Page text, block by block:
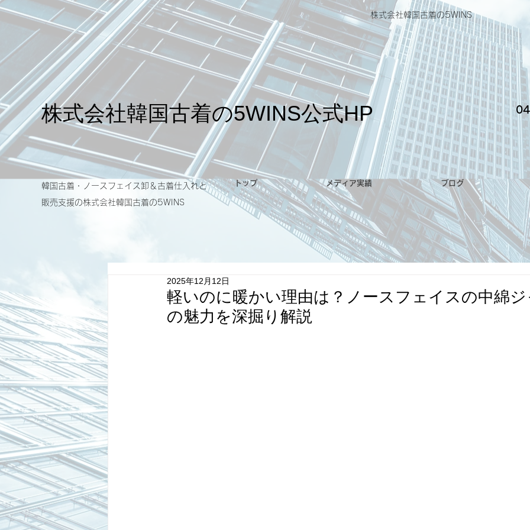
株式会社韓国古着の5WINS
​株式会社韓国古着の5WINS公式HP
韓国古着・ノースフェイス卸＆古着仕入れと
販売支援の​株式会社韓国古着の5WINS
トップ メディア実績 ブログ
軽いのに暖かい理由は？ノースフェイスの中綿
の魅力を深掘り解説
2025年12月12日